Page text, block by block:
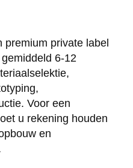
premium private label
6-12
Voor een
u rekening houden
en